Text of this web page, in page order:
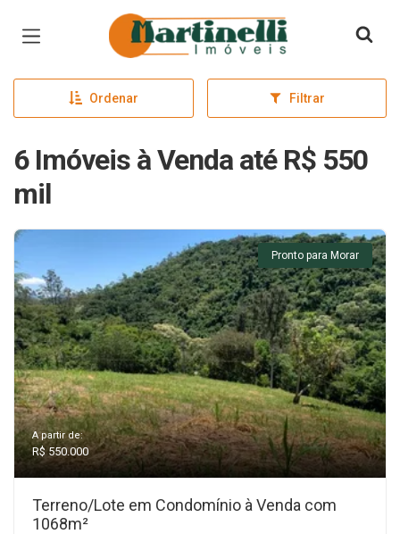
Página inicial
Ordenar Filtrar
6 Imóveis à Venda até R$ 550
mil
Pronto para Morar
A partir de:
R$ 550.000
Terreno/Lote em Condomínio à Venda com
1068m²